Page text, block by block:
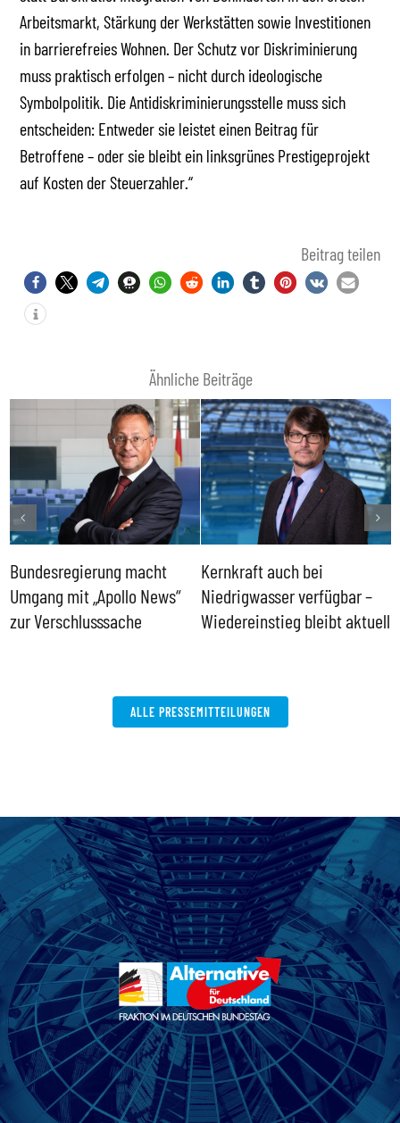
Arbeitsmarkt, Stärkung der Werkstätten sowie Investitionen
in barrierefreies Wohnen. Der Schutz vor Diskriminierung
muss praktisch erfolgen – nicht durch ideologische
Symbolpolitik. Die Antidiskriminierungsstelle muss sich
entscheiden: Entweder sie leistet einen Beitrag für
Betroffene – oder sie bleibt ein linksgrünes Prestigeprojekt
auf Kosten der Steuerzahler.“
Beitrag teilen
Ähnliche Beiträge
Bundesregierung macht
Umgang mit „Apollo News“
zur Verschlusssache
Kernkraft auch bei
Niedrigwasser verfügbar –
Wiedereinstieg bleibt aktuell
ALLE PRESSEMITTEILUNGEN